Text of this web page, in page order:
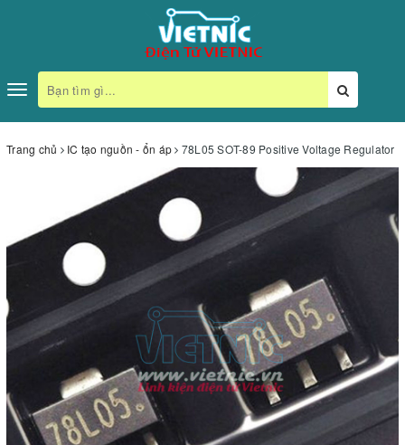
Toggle
navigation
Trang chủ IC tạo nguồn - ổn áp 78L05 SOT-89 Positive Voltage Regulator